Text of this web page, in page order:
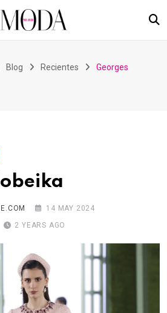
Blog Recientes
Georges
14 MAY 2024
2 YEARS AGO